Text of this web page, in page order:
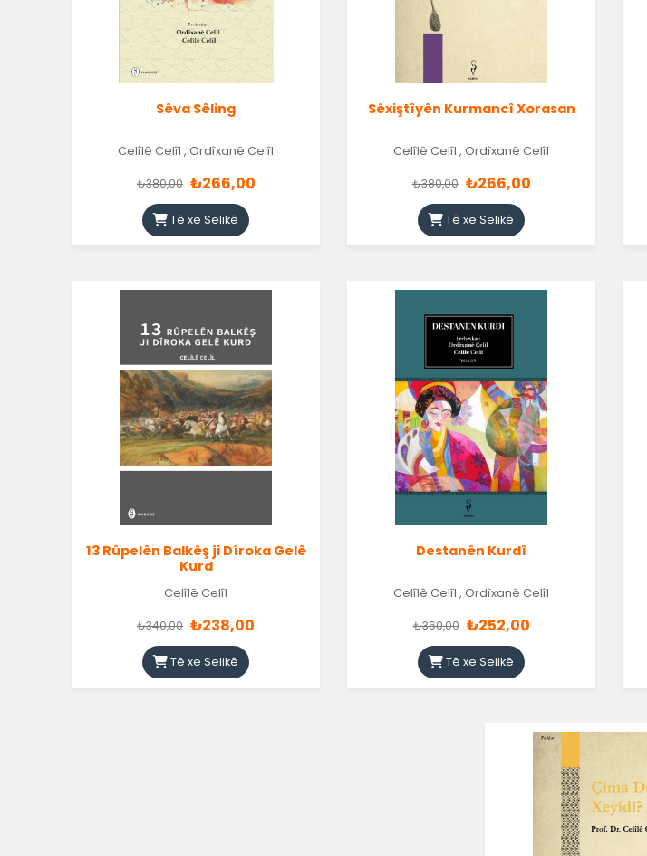
Sêva Sêling
Celîlê Celîl ,Ordîxanê Celîl
₺380,00 ₺266,00
Tê xe Selikê
Sêxiştîyên Kurmancî Xorasan
Celîlê Celîl ,Ordîxanê Celîl
₺380,00 ₺266,00
Tê xe Selikê
13 Rûpelên Balkêş ji Dîroka Gelê
Kurd
Celîlê Celîl
₺340,00 ₺238,00
Tê xe Selikê
Destanên Kurdî
Celîlê Celîl ,Ordîxanê Celîl
₺360,00 ₺252,00
Tê xe Selikê